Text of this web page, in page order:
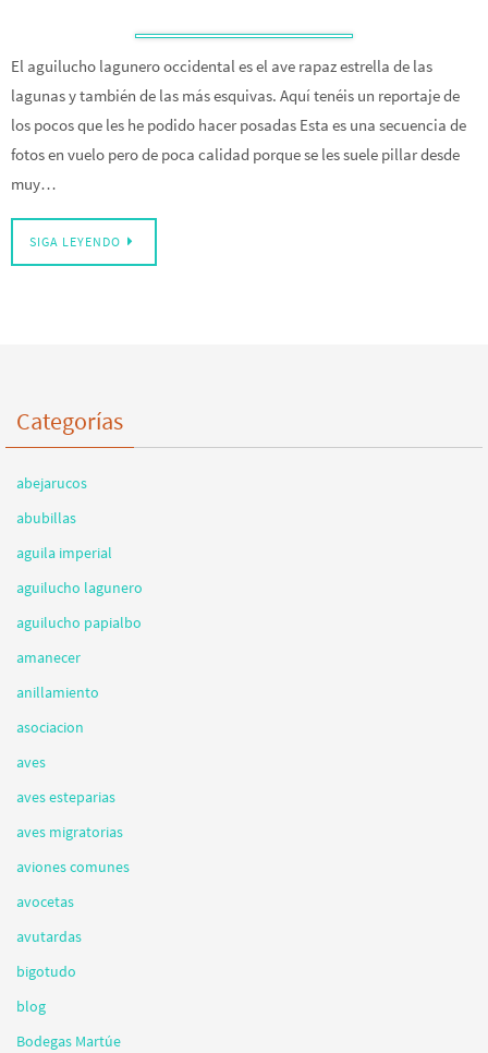
El aguilucho lagunero occidental es el ave rapaz estrella de las
lagunas y también de las más esquivas. Aquí tenéis un reportaje de
los pocos que les he podido hacer posadas Esta es una secuencia de
fotos en vuelo pero de poca calidad porque se les suele pillar desde
muy…
SIGA LEYENDO
Categorías
abejarucos
abubillas
aguila imperial
aguilucho lagunero
aguilucho papialbo
amanecer
anillamiento
asociacion
aves
aves esteparias
aves migratorias
aviones comunes
avocetas
avutardas
bigotudo
blog
Bodegas Martúe